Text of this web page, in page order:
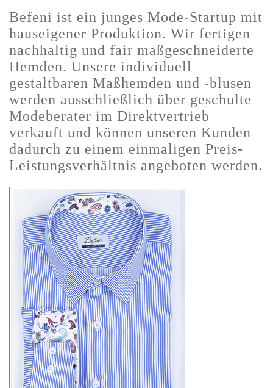
Befeni ist ein junges Mode-Startup mit
hauseigener Produktion. Wir fertigen
nachhaltig und fair maßgeschneiderte
Hemden. Unsere individuell
gestaltbaren Maßhemden und -blusen
werden ausschließlich über geschulte
Modeberater im Direktvertrieb
verkauft und können unseren Kunden
dadurch zu einem einmaligen Preis-
Leistungsverhältnis angeboten werden.